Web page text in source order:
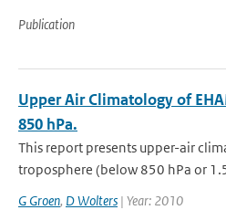
Publication
Upper Air Climatology of
850 hPa.
This report presents upper-air
troposphere (below 850 hPa or
G Groen, D Wolters | Year: 2010